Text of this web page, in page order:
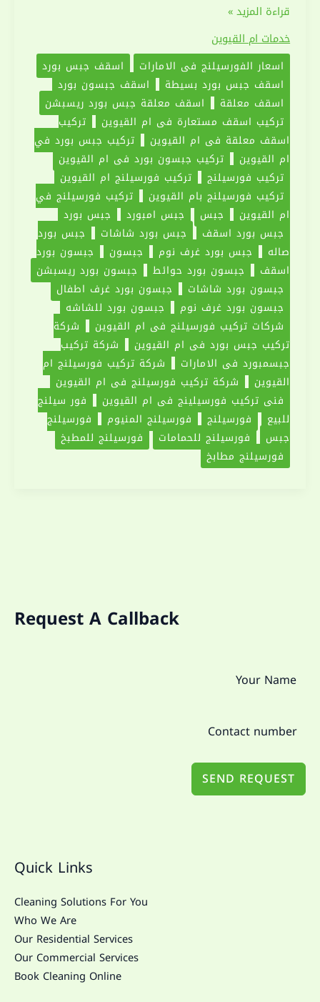
تركيب
فورسيلنج
في
ام
القيوين
|0551030094|
اسقف
معلقة
قراءة المزيد »
خدمات ام القيوين
اسعار الفورسيلنج في الامارات
اسقف جبس بورد
اسقف جبس بورد بسيطة
اسقف جبسون بورد
اسقف معلقة
اسقف معلقة جبس بورد ريسبشن
تركيب اسقف مستعارة في ام القيوين
تركيب
اسقف معلقة في ام القيوين
تركيب جبس بورد في
ام القيوين
تركيب جبسون بورد في ام القيوين
تركيب فورسيلنج
تركيب فورسيلنج ام القيوين
تركيب فورسيلنج بام القيوين
تركيب فورسيلنج في
ام القيوين
جبس جبس امبورد
جبس بورد
جبس بورد اسقف
جبس بورد شاشات
جبس بورد
صاله
جبس بورد غرف نوم جبسون
جبسون بورد
اسقف
جبسون بورد حوائط
جبسون بورد ريسبشن
جبسون بورد شاشات
جبسون بورد غرف اطفال
جبسون بورد غرف نوم
جبسون بورد للشاشه
شركات تركيب فورسيلنج في ام القيوين
شركة
تركيب جبس بورد في ام القيوين
شركة تركيب
جبسمبورد في الامارات
شركة تركيب فورسيلنج ام
القيوين
شركة تركيب فورسيلنج في ام القيوين
فني تركيب فورسيلينج في ام القيوين
فور سيلنج
للبيع
فورسيلنج فورسيلنج المنيوم
فورسيلنج
جبس
فورسيلنج للحمامات
فورسيلنج للمطبخ
فورسيلنج مطابخ
Request A Callback
SEND REQUEST
Quick Links
Cleaning Solutions For You
Who We Are
Our Residential Services
Our Commercial Services
Book Cleaning Online